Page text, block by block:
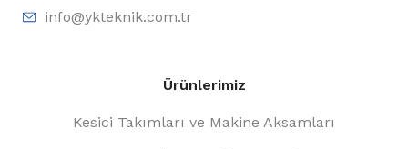
info@ykteknik.com.tr
Ürünlerimiz
Kesici Takımları ve Makine Aksamları